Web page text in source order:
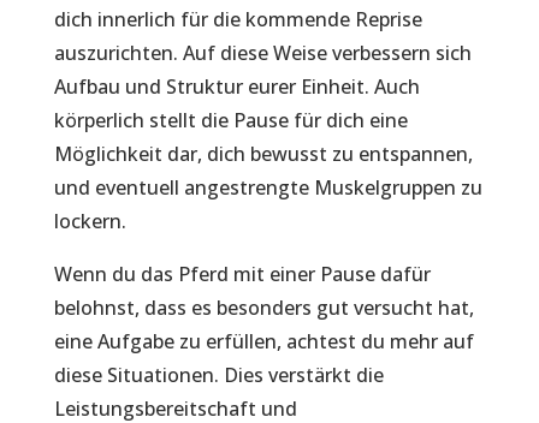
dich innerlich für die kommende Reprise
auszurichten. Auf diese Weise verbessern sich
Aufbau und Struktur eurer Einheit. Auch
körperlich stellt die Pause für dich eine
Möglichkeit dar, dich bewusst zu entspannen,
und eventuell angestrengte Muskelgruppen zu
lockern.
Wenn du das Pferd mit einer Pause dafür
belohnst, dass es besonders gut versucht hat,
eine Aufgabe zu erfüllen, achtest du mehr auf
diese Situationen. Dies verstärkt die
Leistungsbereitschaft und